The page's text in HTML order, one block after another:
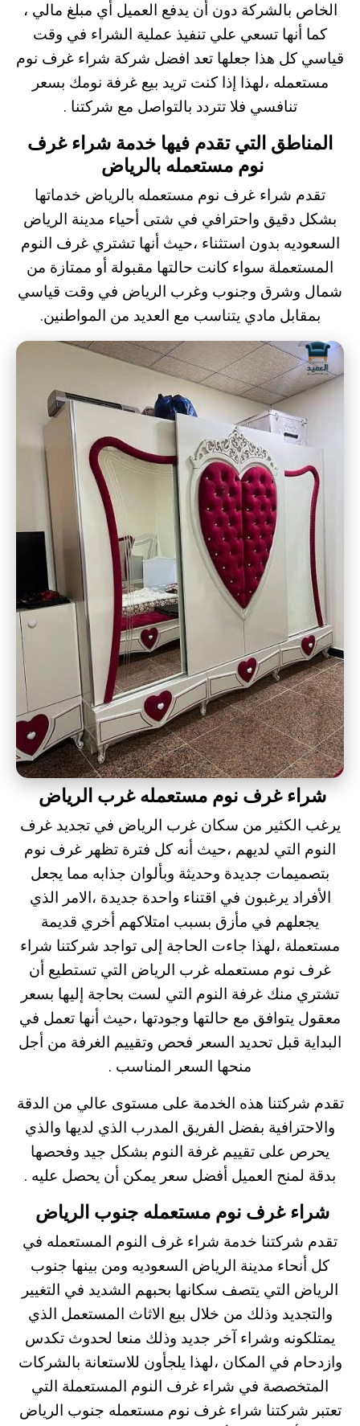
الخاص بالشركة دون أن يدفع العميل أي مبلغ مالي ،
كما أنها تسعي علي تنفيذ عملية الشراء في وقت
قياسي كل هذا جعلها تعد افضل شركة شراء غرف نوم
مستعمله ،لهذا إذا كنت تريد بيع غرفة نومك بسعر
تنافسي فلا تتردد بالتواصل مع شركتنا .
المناطق التي تقدم فيها خدمة شراء غرف
نوم مستعمله بالرياض
تقدم شراء غرف نوم مستعمله بالرياض خدماتها
بشكل دقيق واحترافي في شتى أحياء مدينة الرياض
السعوديه بدون استثناء ،حيث أنها تشتري غرف النوم
المستعملة سواء كانت حالتها مقبولة أو ممتازة من
شمال وشرق وجنوب وغرب الرياض في وقت قياسي
بمقابل مادي يتناسب مع العديد من المواطنين.
شراء غرف نوم مستعمله غرب الرياض
يرغب الكثير من سكان غرب الرياض في تجديد غرف
النوم التي لديهم ،حيث أنه كل فترة تظهر غرف نوم
بتصميمات جديدة وحديثة وبألوان جذابه مما يجعل
الأفراد يرغبون في اقتناء واحدة جديدة ،الامر الذي
يجعلهم في مأزق بسبب امتلاكهم أخري قديمة
مستعملة ،لهذا جاءت الحاجة إلى تواجد شركتنا شراء
غرف نوم مستعمله غرب الرياض التي تستطيع أن
تشتري منك غرفة النوم التي لست بحاجة إليها بسعر
معقول يتوافق مع حالتها وجودتها ،حيث أنها تعمل في
البداية قبل تحديد السعر فحص وتقييم الغرفة من أجل
منحها السعر المناسب .
تقدم شركتنا هذه الخدمة على مستوى عالي من الدقة
والاحترافية بفضل الفريق المدرب الذي لديها والذي
يحرص على تقييم غرفة النوم بشكل جيد وفحصها
بدقة لمنح العميل أفضل سعر يمكن أن يحصل عليه .
شراء غرف نوم مستعمله جنوب الرياض
تقدم شركتنا خدمة شراء غرف النوم المستعمله في
كل أنحاء مدينة الرياض السعوديه ومن بينها جنوب
الرياض التي يتصف سكانها بحبهم الشديد في التغيير
والتجديد وذلك من خلال بيع الاثاث المستعمل الذي
يمتلكونه وشراء آخر جديد وذلك منعا لحدوث تكدس
وازدحام في المكان ،لهذا يلجأون للاستعانة بالشركات
المتخصصة في شراء غرف النوم المستعملة التي
تعتبر شركتنا شراء غرف نوم مستعمله جنوب الرياض